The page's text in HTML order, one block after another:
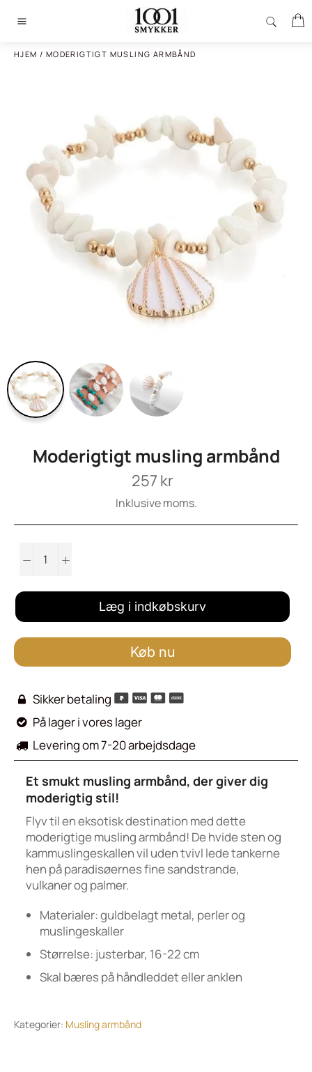
HJEM / MODERIGTIGT MUSLING ARMBÅND
Moderigtigt musling armbånd
Normalpris
257 kr
Inklusive moms.
− +
Læg i indkøbskurv
Køb nu
 Sikker betaling
 På lager i vores lager
 Levering om 7-20 arbejdsdage
Et smukt musling armbånd, der giver dig
moderigtig stil!
Flyv til en eksotisk destination med dette
moderigtige musling armbånd! De hvide sten og
kammuslingeskallen vil uden tvivl lede tankerne
hen på paradisøernes fine sandstrande,
vulkaner og palmer.
Materialer: guldbelagt metal, perler og
muslingeskaller
Størrelse: justerbar, 16-22 cm
Skal bæres på håndleddet eller anklen
Kategorier: Musling armbånd